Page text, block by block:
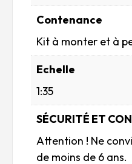
Contenance
Kit à monter et à
Echelle
1:35
SÉCURITÉ ET
Attention ! Ne
de moins de 6 ans.